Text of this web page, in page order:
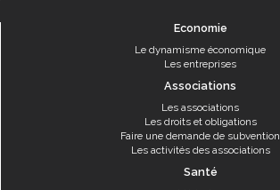
Economie
Le dynamisme économique
Les entreprises
Associations
Les associations
Les droits et obligations
Faire une demande de subvention
Les activités des associations
Santé